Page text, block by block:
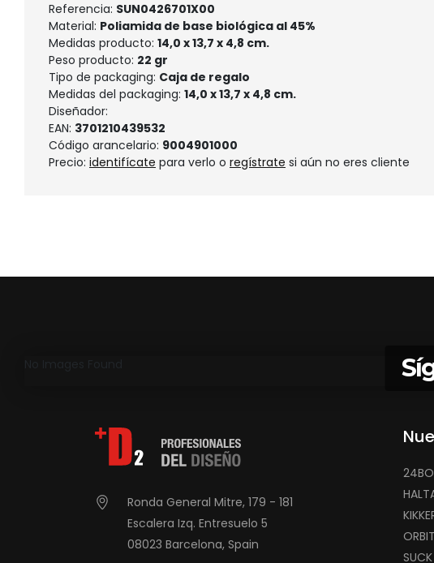
Referencia: SUN0426701X00
Material: Poliamida de base biológica al 45%
Medidas producto: 14,0 x 13,7 x 4,8 cm.
Peso producto: 22 gr
Tipo de packaging: Caja de regalo
Medidas del packaging: 14,0 x 13,7 x 4,8 cm.
Diseñador:
EAN: 3701210439532
Código arancelario: 9004901000
Precio: identifícate para verlo o regístrate si aún no eres cliente
Ronda General Mitre, 179 - 181
Escalera Izq. Entresuelo 5
08023 Barcelona, Spain